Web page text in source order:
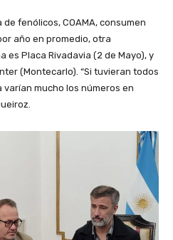
fenólicos, COAMA, consumen
año en promedio, otra
es Placa Rivadavia (2 de Mayo), y
(Montecarlo). “Si tuvieran todos
mucho los números en